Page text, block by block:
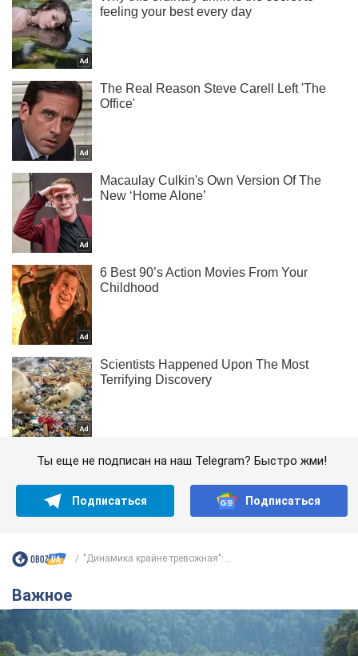
Ты еще не подписан на наш Telegram? Быстро жми!
Подписаться Подписаться
"Динамика крайне тревожная":...
Важное